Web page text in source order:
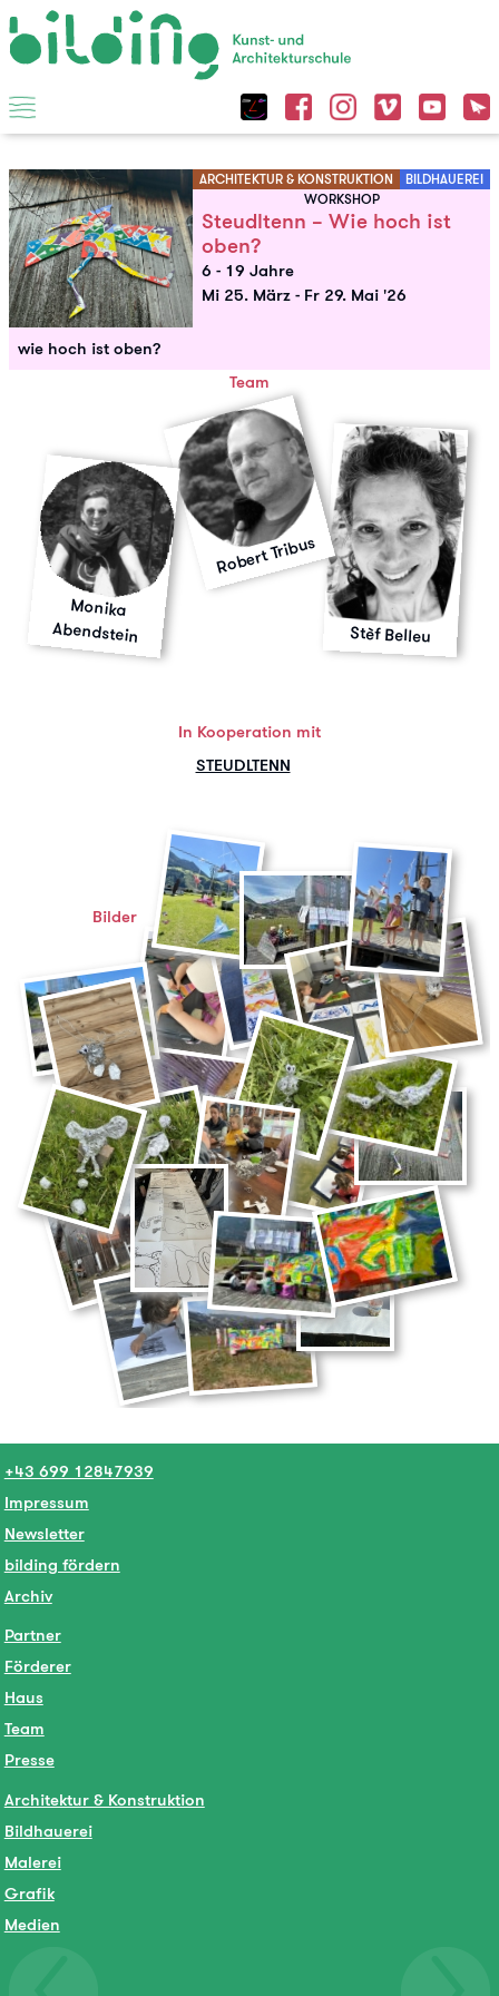
ARCHITEKTUR & KONSTRUKTION
BILDHAUEREI
WORKSHOP
Steudltenn – Wie hoch ist
oben?
6 - 19 Jahre
Mi 25. März - Fr 29. Mai '26
wie hoch ist oben?
Team
Monika
Abendstein
Robert Tribus
Stèf Belleu
In Kooperation mit
STEUDLTENN
Bilder
+43 699 12847939
Impressum
Newsletter
bilding fördern
Archiv
Partner
Förderer
Haus
Team
Presse
Architektur & Konstruktion
Bildhauerei
Malerei
Grafik
Medien